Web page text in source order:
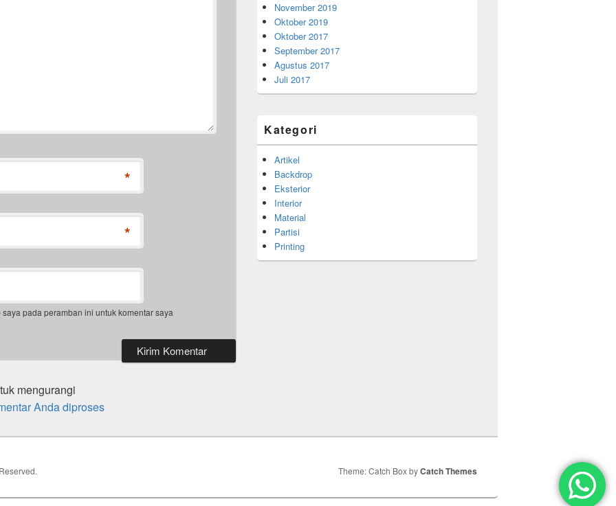
*
*
pada peramban ini untuk komentar saya
mengurangi
Anda diproses
November 2019
Oktober 2019
Oktober 2017
September 2017
Agustus 2017
Juli 2017
Kategori
Artikel
Backdrop
Eksterior
Interior
Material
Partisi
Printing
Theme: Catch Box byCatch Themes